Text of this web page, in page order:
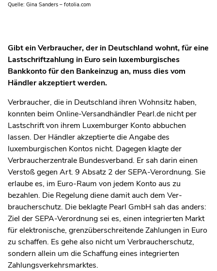
Quelle: Gina Sanders – fotolia.com
Gibt ein Verbraucher, der in Deutschland wohnt, für eine
Lastschriftzahlung in Euro sein luxemburgisches
Bankkonto für den Bankeinzug an, muss dies vom
Händler akzeptiert werden.
Verbraucher, die in Deutschland ihren Wohnsitz haben,
konnten beim Online-Versandhändler Pearl.de nicht per
Lastschrift von ihrem Luxemburger Konto abbuchen
lassen. Der Händler akzeptierte die Angabe des
luxemburgischen Kontos nicht. Dagegen klagte der
Verbraucherzentrale Bundesverband. Er sah darin einen
Ver­stoß gegen Art. 9 Absatz 2 der SEPA-Verordnung. Sie
erlaube es, im Euro-Raum von jedem Konto aus zu
bezahlen. Die Regelung diene damit auch dem Ver­­
braucher­schutz. Die beklagte Pearl GmbH sah das anders:
Ziel der SEPA-Verordnung sei es, einen integrierten Markt
für elektronische, grenzüberschreitende Zahlungen in Euro
zu schaffen. Es gehe also nicht um Verbraucherschutz,
sondern allein um die Schaffung eines integrierten
Zahlungs­verkehrsmarktes.